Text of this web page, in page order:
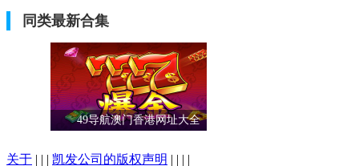
同类最新合集
49导航澳门香港网址大全
关于 | | | 凯发公司的版权声明 | | | |